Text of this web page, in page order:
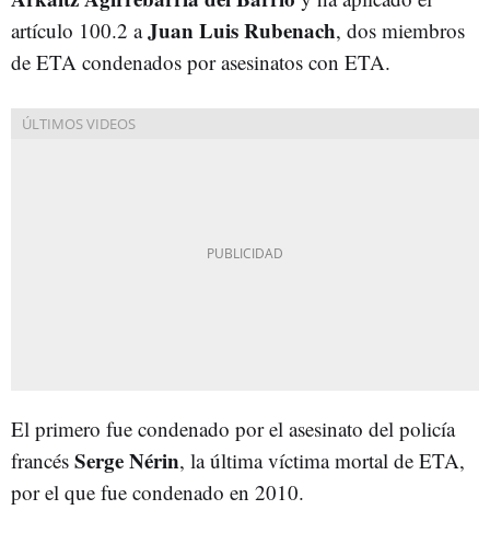
artículo 100.2 aJuan Luis Rubenach, dos miembros
de ETA condenados por asesinatos con ETA.
El primero fue condenado por el asesinato del policía
francés Serge Nérin, la última víctima mortal de ETA,
por el que fue condenado en 2010.